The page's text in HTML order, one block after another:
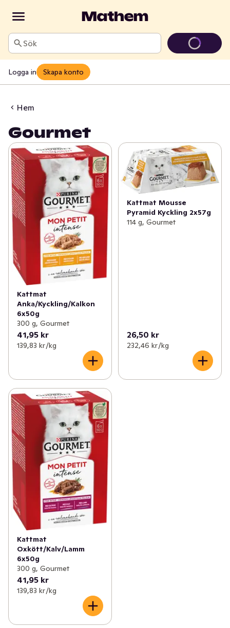
Sök
Logga in Skapa konto
Hem
Gourmet
Kattmat
Anka/Kyckling/Kalkon
6x50g
300 g, Gourmet
41,95 kr
139,83 kr /kg
Kattmat Mousse
Pyramid Kyckling 2x57g
114 g, Gourmet
26,50 kr
232,46 kr /kg
Kattmat
Oxkött/Kalv/Lamm
6x50g
300 g, Gourmet
41,95 kr
139,83 kr /kg